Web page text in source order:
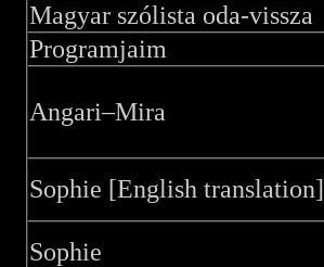
Magyar szólista oda-vissza
Programjaim
Angari–Mira
Sophie [English translation]
Sophie